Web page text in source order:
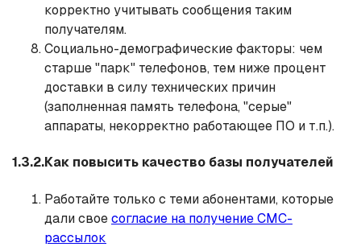
корректно учитывать сообщения таким
получателям.
Социально-демографические факторы: чем
старше "парк" телефонов, тем ниже процент
доставки в силу технических причин
(заполненная память телефона, "серые"
аппараты, некорректно работающее ПО и т.п.).
1.3.2.Как повысить качество базы получателей
Работайте только с теми абонентами, которые
дали своесогласие на получение СМС-
рассылок